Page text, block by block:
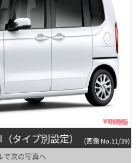
タイプ別設定） (画像 No.11/39)
で次の写真へ